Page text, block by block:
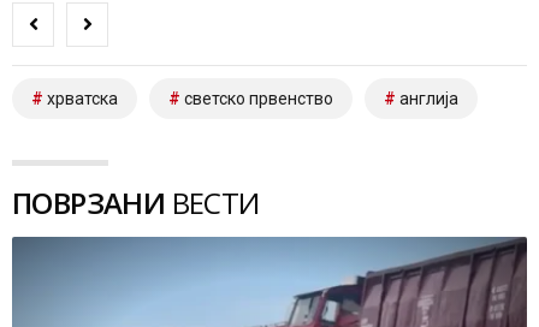
хрватска светско првенство англија
ПОВРЗАНИ ВЕСТИ